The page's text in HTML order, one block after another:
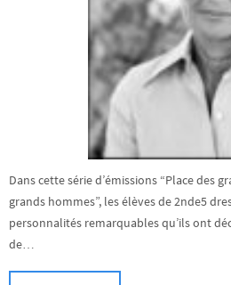
Dans cette série d’émissions “Place des
grands hommes”, les élèves de 2nde5
personnalités remarquables qu’ils ont
de…